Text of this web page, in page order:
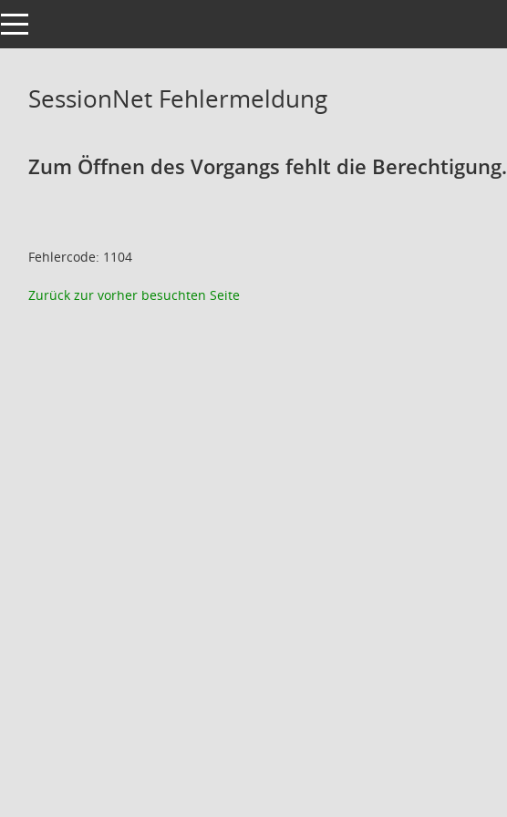
Toggle navigation
SessionNet Fehlermeldung
Zum Öffnen des Vorgangs fehlt die Berechtigung.
Fehlercode: 1104
Zurück zur vorher besuchten Seite